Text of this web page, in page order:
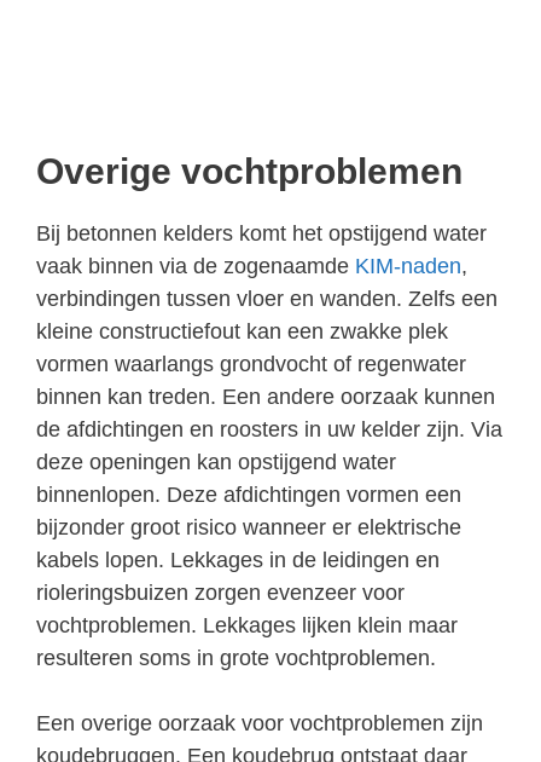
Overige vochtproblemen
Bij betonnen kelders komt het opstijgend water
vaak binnen via de zogenaamde KIM-naden,
verbindingen tussen vloer en wanden. Zelfs een
kleine constructiefout kan een zwakke plek
vormen waarlangs grondvocht of regenwater
binnen kan treden. Een andere oorzaak kunnen
de afdichtingen en roosters in uw kelder zijn. Via
deze openingen kan opstijgend water
binnenlopen. Deze afdichtingen vormen een
bijzonder groot risico wanneer er elektrische
kabels lopen. Lekkages in de leidingen en
rioleringsbuizen zorgen evenzeer voor
vochtproblemen. Lekkages lijken klein maar
resulteren soms in grote vochtproblemen.
Een overige oorzaak voor vochtproblemen zijn
koudebruggen. Een koudebrug ontstaat daar